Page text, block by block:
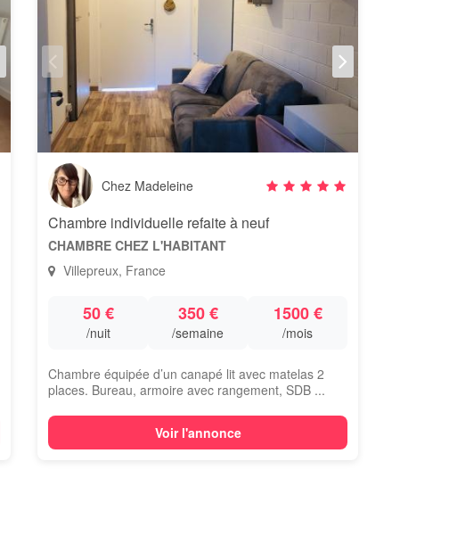
Chez Madeleine
Chambre individuelle refaite à neuf
CHAMBRE CHEZ L'HABITANT
Villepreux, France
50 €
/nuit
350 €
/semaine
1500 €
/mois
Chambre équipée d’un canapé lit avec matelas 2
places. Bureau, armoire avec rangement, SDB ...
Voir l'annonce